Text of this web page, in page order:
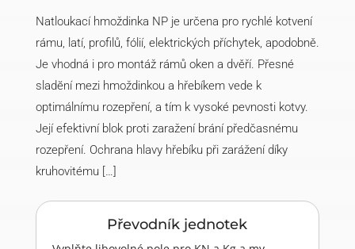
(50
množství
Natloukací hmoždinka NP je určena pro rychlé kotvení
rámu, latí, profilů, fólií, elektrických příchytek, apodobně.
Je vhodná i pro montáž rámů oken a dvěří. Přesné
sladĕní mezi hmoždinkou a hřebíkem vede k
optimálnímu rozepření, a tím k vysoké pevnosti kotvy.
Její efektivní blok proti zaražení brání předčasnému
rozepření. Ochrana hlavy hřebíku při zarážení díky
kruhovitému […]
Převodník jednotek